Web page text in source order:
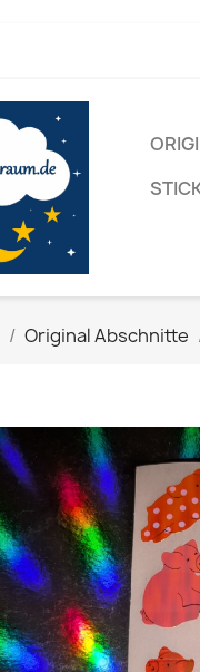
Original Abschnitte